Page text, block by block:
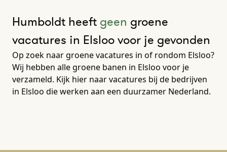
Humboldt heeft geen groene
vacatures in Elsloo voor je gevonden
Op zoek naar groene vacatures in of rondom Elsloo?
Wij hebben alle groene banen in Elsloo voor je
verzameld. Kijk hier naar vacatures bij de bedrijven
in Elsloo die werken aan een duurzamer Nederland.